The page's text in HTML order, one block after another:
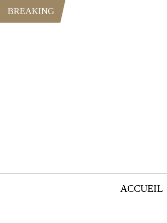
BREAKING
ACCUEIL